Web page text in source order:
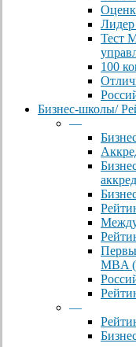
Лидер
Тест
100
Бизнес-школы/
—
MBA
—